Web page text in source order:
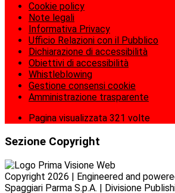
Cookie policy
Note legali
Informativa Privacy
Ufficio Relazioni con il Pubblico
Dichiarazione di accessibilità
Obiettivi di accessibilità
Whistleblowing
Gestione consensi cookie
Amministrazione trasparente
Pagina visualizzata 321 volte
Sezione Copyright
Copyright 2026 | Engineered and
Spaggiari Parma S.p.A. | Divisione